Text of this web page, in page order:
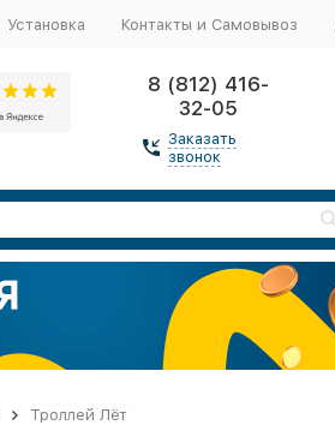
Установка Контакты и Самовывоз
8 (812) 416-
32-05
Заказать
звонок
Троллей Лёт